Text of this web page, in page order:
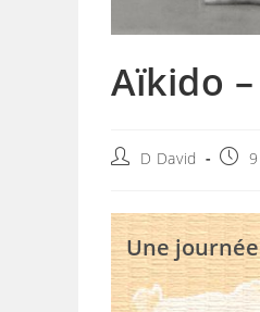
Aïkido
Auteur/autrice
publication :
D David
Une